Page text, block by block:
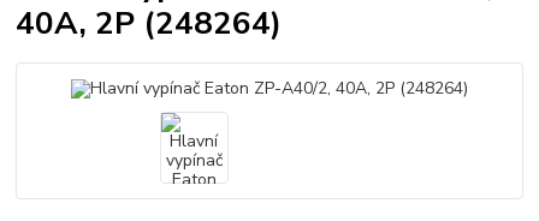
40A, 2P (248264)